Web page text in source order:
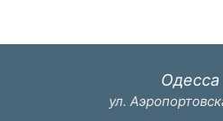
Одесса
ул.